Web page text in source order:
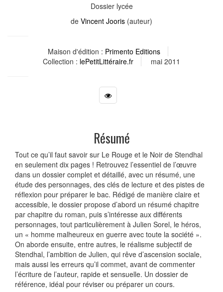
Dossier lycée
de Vincent Jooris (auteur)
Maison d'édition : Primento Editions
Collection : lePetitLittéraire.fr mai 2011
Résumé
Tout ce qu’il faut savoir sur Le Rouge et le Noir de Stendhal
en seulement dix pages ! Retrouvez l’essentiel de l’œuvre
dans un dossier complet et détaillé, avec un résumé, une
étude des personnages, des clés de lecture et des pistes de
réflexion pour préparer le bac. Rédigé de manière claire et
accessible, le dossier propose d’abord un résumé chapitre
par chapitre du roman, puis s’intéresse aux différents
personnages, tout particulièrement à Julien Sorel, le héros,
un « homme malheureux en guerre avec toute la société ».
On aborde ensuite, entre autres, le réalisme subjectif de
Stendhal, l’ambition de Julien, qui rêve d’ascension sociale,
mais aussi les erreurs qu’il commet, avant de commenter
l’écriture de l’auteur, rapide et sensuelle. Un dossier de
référence, idéal pour réviser ou préparer un cours.